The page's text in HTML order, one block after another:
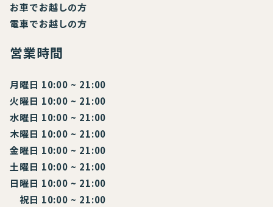
お車でお越しの方
電車でお越しの方
営業時間
月曜日 10:00 ~ 21:00
火曜日 10:00 ~ 21:00
水曜日 10:00 ~ 21:00
木曜日 10:00 ~ 21:00
金曜日 10:00 ~ 21:00
土曜日 10:00 ~ 21:00
日曜日 10:00 ~ 21:00
祝日 10:00 ~ 21:00